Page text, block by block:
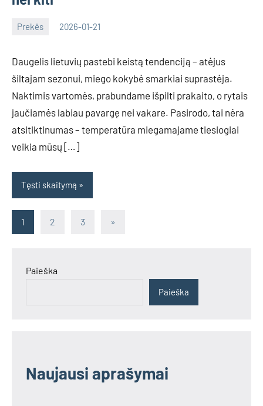
Prekės 2026-01-21
Daugelis lietuvių pastebi keistą tendenciją – atėjus
šiltajam sezonui, miego kokybė smarkiai suprastėja.
Naktimis vartomės, prabundame išpilti prakaito, o rytais
jaučiamės labiau pavargę nei vakare. Pasirodo, tai nėra
atsitiktinumas – temperatūra miegamajame tiesiogiai
veikia mūsų […]
Tęsti skaitymą
Įrašų
1 2 3
Next
»
Paieška
Paieška
Naujausi aprašymai